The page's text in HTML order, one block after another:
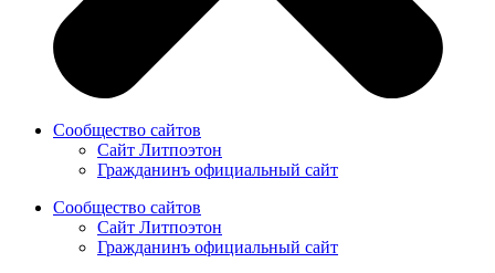
Сообщество сайтов
Сайт Литпоэтон
Гражданинъ официальный сайт
Сообщество сайтов
Сайт Литпоэтон
Гражданинъ официальный сайт